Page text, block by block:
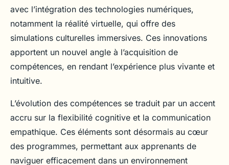
avec l’intégration des technologies numériques,
notamment la réalité virtuelle, qui offre des
simulations culturelles immersives. Ces innovations
apportent un nouvel angle à l’acquisition de
compétences, en rendant l’expérience plus vivante et
intuitive.
L’évolution des compétences se traduit par un accent
accru sur la flexibilité cognitive et la communication
empathique. Ces éléments sont désormais au cœur
des programmes, permettant aux apprenants de
naviguer efficacement dans un environnement